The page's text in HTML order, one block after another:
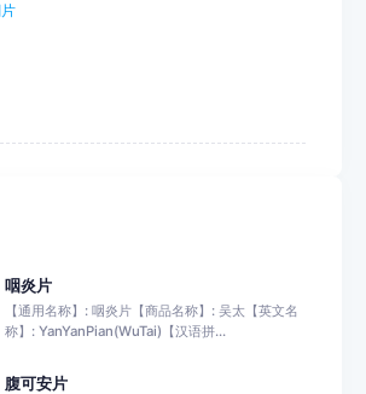
咽炎片
【通用名称】: 咽炎片【商品名称】: 吴太【英文名
称】: YanYanPian(WuTai)【汉语拼...
腹可安片